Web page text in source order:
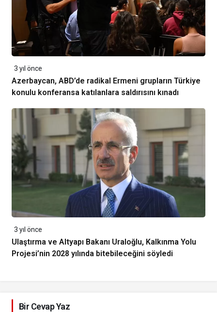
3 yıl önce
Azerbaycan, ABD’de radikal Ermeni grupların Türkiye
konulu konferansa katılanlara saldırısını kınadı
3 yıl önce
Ulaştırma ve Altyapı Bakanı Uraloğlu, Kalkınma Yolu
Projesi’nin 2028 yılında bitebileceğini söyledi
Bir Cevap Yaz